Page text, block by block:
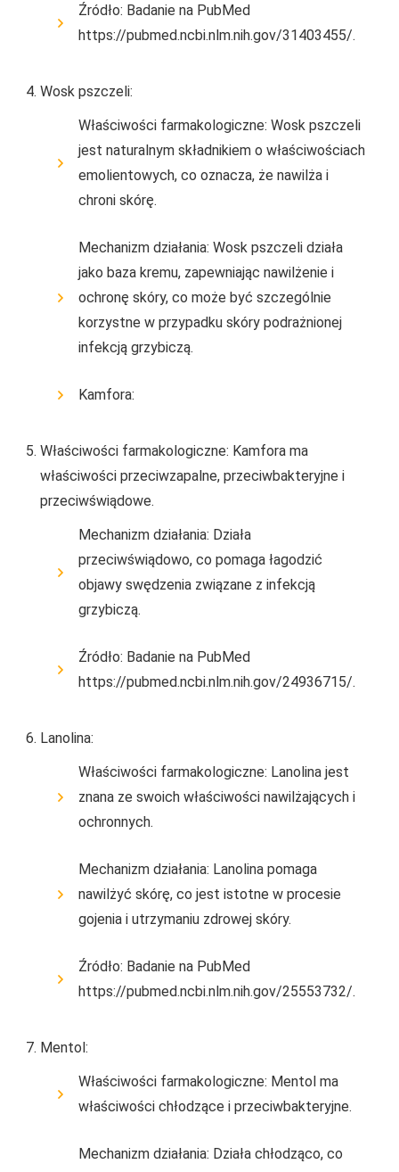
Źródło: Badanie na PubMed
https://pubmed.ncbi.nlm.nih.gov/31403455/.
Wosk pszczeli:
Właściwości farmakologiczne: Wosk pszczeli
jest naturalnym składnikiem o właściwościach
emolientowych, co oznacza, że nawilża i
chroni skórę.
Mechanizm działania: Wosk pszczeli działa
jako baza kremu, zapewniając nawilżenie i
ochronę skóry, co może być szczególnie
korzystne w przypadku skóry podrażnionej
infekcją grzybiczą.
Kamfora:
Właściwości farmakologiczne: Kamfora ma
właściwości przeciwzapalne, przeciwbakteryjne i
przeciwświądowe.
Mechanizm działania: Działa
przeciwświądowo, co pomaga łagodzić
objawy swędzenia związane z infekcją
grzybiczą.
Źródło: Badanie na PubMed
https://pubmed.ncbi.nlm.nih.gov/24936715/.
Lanolina:
Właściwości farmakologiczne: Lanolina jest
znana ze swoich właściwości nawilżających i
ochronnych.
Mechanizm działania: Lanolina pomaga
nawilżyć skórę, co jest istotne w procesie
gojenia i utrzymaniu zdrowej skóry.
Źródło: Badanie na PubMed
https://pubmed.ncbi.nlm.nih.gov/25553732/.
Mentol:
Właściwości farmakologiczne: Mentol ma
właściwości chłodzące i przeciwbakteryjne.
Mechanizm działania: Działa chłodząco, co